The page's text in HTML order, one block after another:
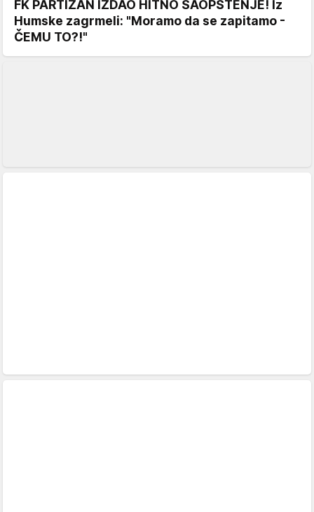
FK PARTIZAN IZDAO HITNO SAOPŠTENJE! Iz
Humske zagrmeli: "Moramo da se zapitamo -
ČEMU TO?!"